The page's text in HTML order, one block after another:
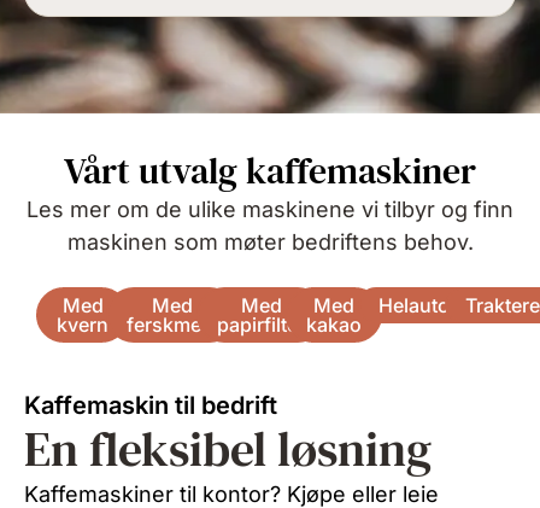
Vårt utvalg kaffemaskiner
Les mer om de ulike maskinene vi tilbyr og finn
maskinen som møter bedriftens behov.
Med
kvern
Med
ferskmelk
Med
papirfilter
Med
kakao
Helautomatisk
Traktere
Kaffemaskin til bedrift
En fleksibel løsning
Kaffemaskiner til kontor? Kjøpe eller leie